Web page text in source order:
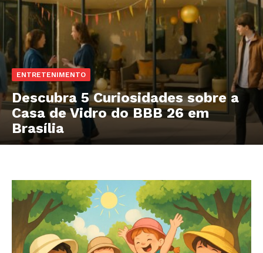
ENTRETENIMENTO
Descubra 5 Curiosidades sobre a
Casa de Vidro do BBB 26 em
Brasília